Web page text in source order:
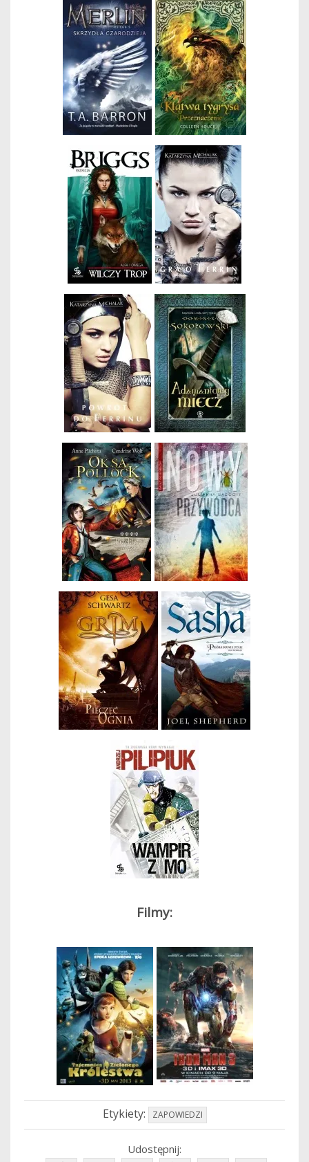
Filmy:
Etykiety: ZAPOWIEDZI
Udostępnij: